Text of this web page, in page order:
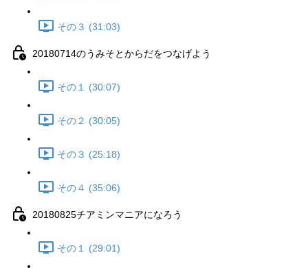
その３ (31:03)
20180714のうみそとからだをつなげよう
その１ (30:07)
その２ (30:05)
その３ (25:18)
その４ (35:06)
20180825チアミンマニアになろう
その１ (29:01)